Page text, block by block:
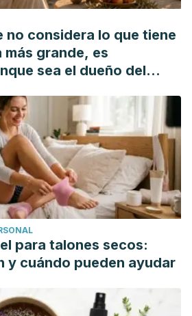
and, Cellular Evaluation of the
Evidence-Based
Alternative Medicine,
Volume 2011,
“Effects of the Extract of
on Anaphylaxis.”
Journal of
, Vol 11 3:282-292 (1984).
1990. “Plants and Traditional
Economic and Medicinal Plant
33-34 Academic
no considera lo que tiene
más grande, es
sea el dueño del
para talones secos:
y cuándo pueden ayudar